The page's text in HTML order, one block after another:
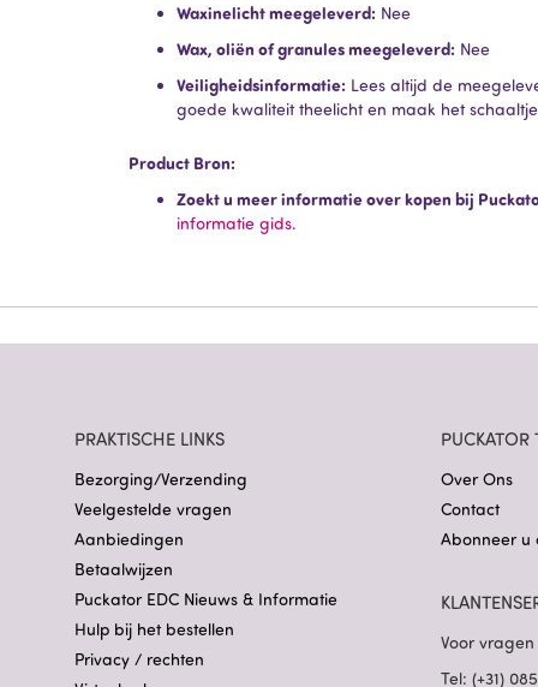
Waxinelicht meegeleverd: Nee
Wax, oliën of granules meegeleverd: Nee
Veiligheidsinformatie: Lees altijd de
goede kwaliteit theelicht en maak het
Product Bron:
Zoekt u meer informatie over kopen bij
informatie gids.
PRAKTISCHE LINKS
Bezorging/Verzending
Veelgestelde vragen
Aanbiedingen
Betaalwijzen
Puckator EDC Nieuws & Informatie
Hulp bij het bestellen
Privacy / rechten
PUCKATOR
Over Ons
Contact
Abonneer u
Voor
Tel: (+31)